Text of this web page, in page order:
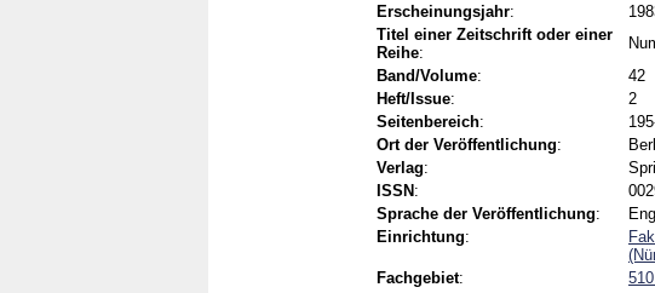
Erscheinungsjahr:
Titel einer Zeitschrift oder einer
Reihe:
Band/Volume:
42
Heft/Issue:
2
Seitenbereich:
Ort der Veröffentlichung:
Verlag:
ISSN :
Sprache der Veröffentlichung:
Einrichtung:
Fachgebiet: